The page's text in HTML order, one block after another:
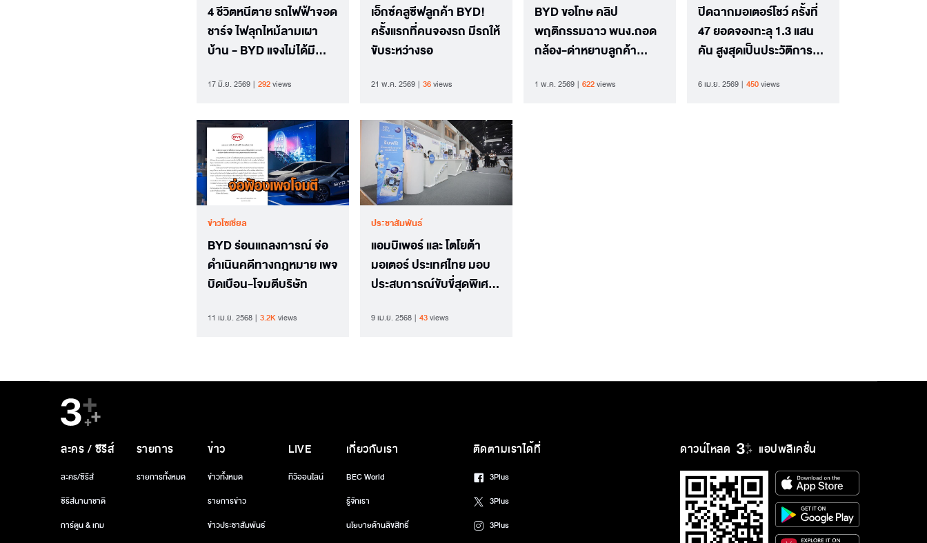
4 ชีวิตหนีตาย รถไฟฟ้าจอด
ชาร์จ ไฟลุกไหม้ลามเผา
บ้าน - BYD แจงไม่ได้มี
17 มิ.ย. 2569 292views
เอ็กซ์คลูซีฟลูกค้า BYD!
ครั้งแรกที่คนจองรถ มีรถให้
ขับระหว่างรอ
21 พ.ค. 2569 36views
BYD ขอโทษ คลิป
พฤติกรรมฉาว พนง.ถอด
กล้อง-ด่าหยาบลูกค้า
พนักงาน’ ไล่ออกยกเซ็ต
1 พ.ค. 2569 622views
ปิดฉากมอเตอร์โชว์ ครั้งที่
47 ยอดจองทะลุ 1.3 แสน
คัน สูงสุดเป็นประวัติการณ์
6 เม.ย. 2569 450views
ข่าวโซเชียล
BYD ร่อนแถลงการณ์ จ่อ
ดำเนินคดีทางกฎหมาย เพจ
บิดเบือน-โจมตีบริษัท
11 เม.ย. 2568 3.2Kviews
ประชาสัมพันธ์
แอมบิเพอร์ และ โตโยต้า
มอเตอร์ ประเทศไทย มอบ
ประสบการณ์ขับขี่สุดพิเศษ
มอเตอร์โชว์ 2568
9 เม.ย. 2568 43views
ดาวน์โหลด แอปพลิเคชั่น
ละคร / ซีรีส์
ละคร/ซีรีส์
ซีรีส์นานาชาติ
การ์ตูน & เกม
รายการ
รายการทั้งหมด
ข่าว
ข่าวทั้งหมด
รายการข่าว
ข่าวประชาสัมพันธ์
LIVE
ทีวีออนไลน์
เกี่ยวกับเรา
BEC World
รู้จักเรา
นโยบายด้านลิขสิทธิ์
ติดตามเราได้ที่
3Plus
3Plus
3Plus